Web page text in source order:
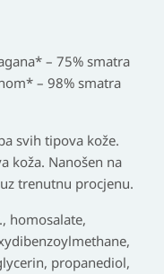
– 75% smatra
– 98% smatra
svih tipova kože.
koža. Nanošen na
trenutnu procjenu.
homosalate,
propanediol,